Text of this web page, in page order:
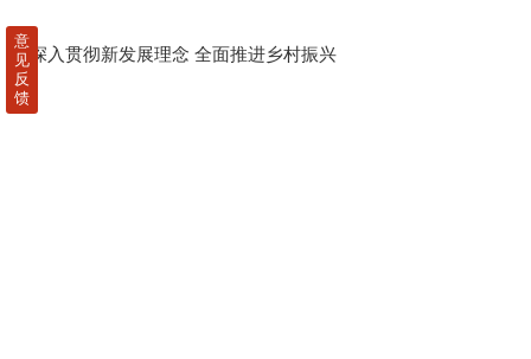
深入贯彻新发展理念 全面推进乡村振兴
意
见
反
馈